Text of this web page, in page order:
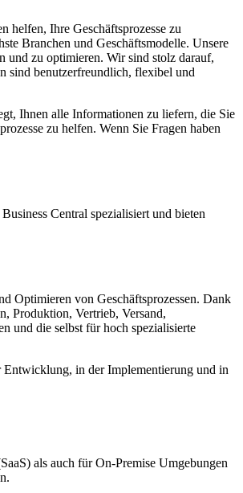
helfen, Ihre Geschäftsprozesse zu
Branchen und Geschäftsmodelle. Unsere
und zu optimieren. Wir sind stolz darauf,
sind benutzerfreundlich, flexibel und
Ihnen alle Informationen zu liefern, die Sie
zu helfen. Wenn Sie Fragen haben
Central spezialisiert und bieten
Optimieren von Geschäftsprozessen. Dank
Produktion, Vertrieb, Versand,
und die selbst für hoch spezialisierte
in der Implementierung und in
als auch für On-Premise Umgebungen